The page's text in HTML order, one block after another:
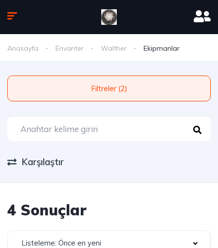
Anasayfa Envanter Walther Ekipmanlar
Filtreler (2)
Karşılaştır
4 Sonuçlar
Listeleme: Önce en yeni